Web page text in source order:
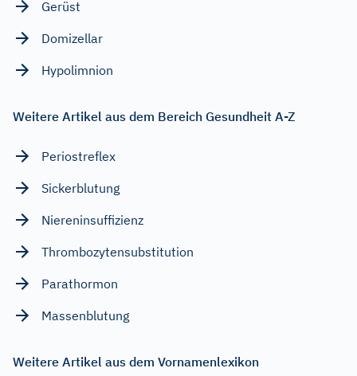
Gerüst
Domizellar
Hypolimnion
Weitere Artikel aus dem Bereich Gesundheit A-Z
Periostreflex
Sickerblutung
Niereninsuffizienz
Thrombozytensubstitution
Parathormon
Massenblutung
Weitere Artikel aus dem Vornamenlexikon